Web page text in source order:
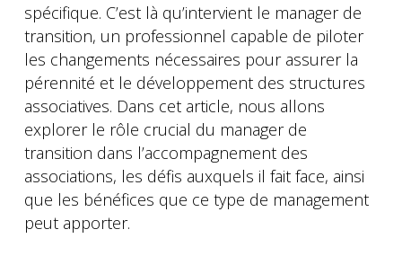
spécifique. C’est là qu’intervient le manager de
transition, un professionnel capable de piloter
les changements nécessaires pour assurer la
pérennité et le développement des structures
associatives. Dans cet article, nous allons
explorer le rôle crucial du manager de
transition dans l’accompagnement des
associations, les défis auxquels il fait face, ainsi
que les bénéfices que ce type de management
peut apporter.